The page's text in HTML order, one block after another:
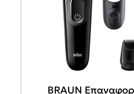
BRAUN